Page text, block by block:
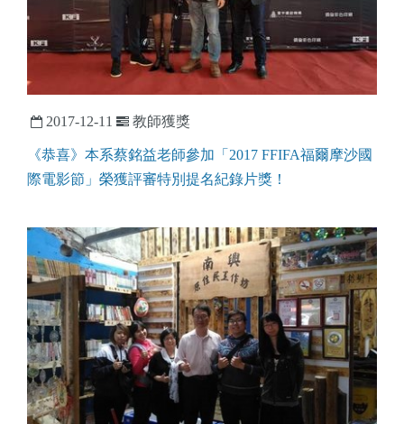
2017-12-11 教師獲獎
《恭喜》本系蔡銘益老師參加「2017 FFIFA福爾摩沙國
際電影節」榮獲評審特別提名紀錄片獎！